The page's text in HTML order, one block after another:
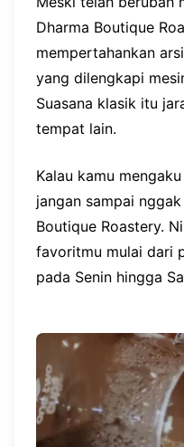
Dharma Boutique
mempertahankan
yang dilengkapi
Suasana klasik itu
tempat lain.
Kalau kamu
jangan sampai
Boutique Roastery.
favoritmu mulai dari
pada Senin hingga